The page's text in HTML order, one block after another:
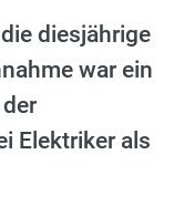
diesjährige
war ein
Elektriker als